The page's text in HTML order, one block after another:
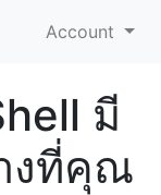
Account
มี
งที่คุณ